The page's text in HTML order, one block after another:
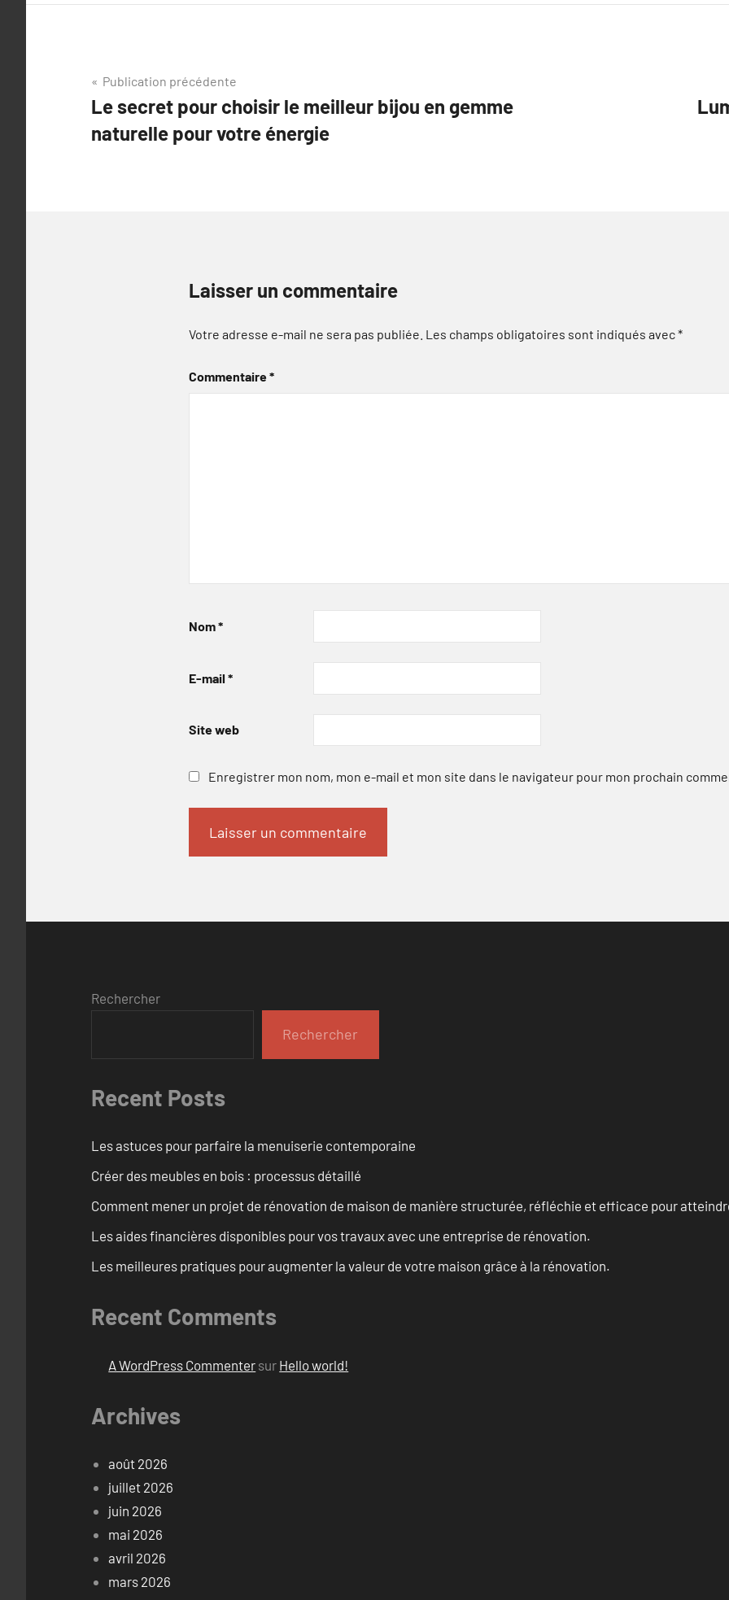
Navigation
de
l’article
Publication précédente
Le secret pour choisir le meilleur bijou en gemme
naturelle pour votre énergie
Laisser un commentaire
Votre adresse e-mail ne sera pas publiée. Les champs obligatoires sont indiqués avec*
Commentaire*
Nom*
E-mail *
Site web
Enregistrer mon nom, mon e-mail et mon site dans le navigateur pour mon prochain
Rechercher
Rechercher
Recent Posts
Les astuces pour parfaire la menuiserie contemporaine
Créer des meubles en bois : processus détaillé
Comment mener un projet de rénovation de maison de manière structurée, réfléchie et efficace pour
Les aides financières disponibles pour vos travaux avec une entreprise de rénovation.
Les meilleures pratiques pour augmenter la valeur de votre maison grâce à la rénovation.
Recent Comments
A WordPress Commenter sur Hello world!
Archives
août 2026
juillet 2026
juin 2026
mai 2026
avril 2026
mars 2026